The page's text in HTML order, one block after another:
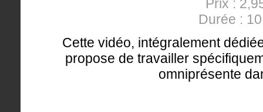
Prix :
Durée :
Cette vidéo, intégralement
propose de travailler
omniprésente